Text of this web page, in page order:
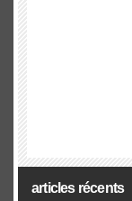
articles récents